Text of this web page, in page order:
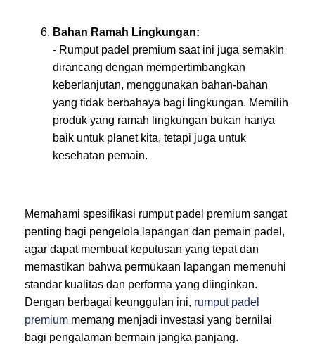
Bahan Ramah Lingkungan:
- Rumput padel premium saat ini juga semakin
dirancang dengan mempertimbangkan
keberlanjutan, menggunakan bahan-bahan
yang tidak berbahaya bagi lingkungan. Memilih
produk yang ramah lingkungan bukan hanya
baik untuk planet kita, tetapi juga untuk
kesehatan pemain.
Memahami spesifikasi rumput padel premium sangat
penting bagi pengelola lapangan dan pemain padel,
agar dapat membuat keputusan yang tepat dan
memastikan bahwa permukaan lapangan memenuhi
standar kualitas dan performa yang diinginkan.
Dengan berbagai keunggulan ini, rumput padel
premium memang menjadi investasi yang bernilai
bagi pengalaman bermain jangka panjang.